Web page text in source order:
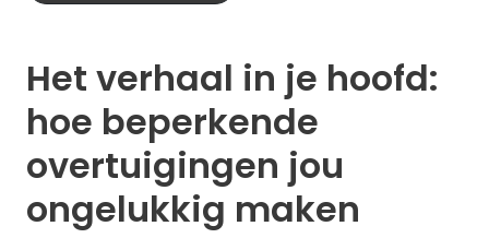
Het verhaal in je hoofd:
hoe beperkende
overtuigingen jou
ongelukkig maken